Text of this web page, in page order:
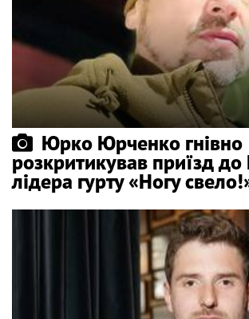
Юрко Юрченко гнівно
розкритикував приїзд до
лідера гурту «Ногу